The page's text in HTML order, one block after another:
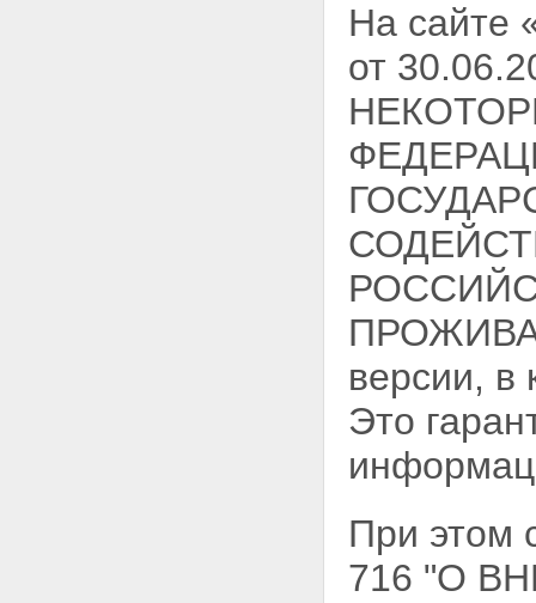
На сайте
от
версии, в
Это
При этом
716 "О